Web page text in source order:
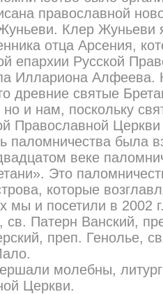
православной
Клер Жуньеви
отца Арсения,
епархии Русской
Иллариона Алфеева.
древние святые
и нам, поскольку
Православной
паломничества была
веке
Это
которые
мы и посетили в 2002
св. Патерн Ванский,
преп. Генолье,
молебны,
Церкви.